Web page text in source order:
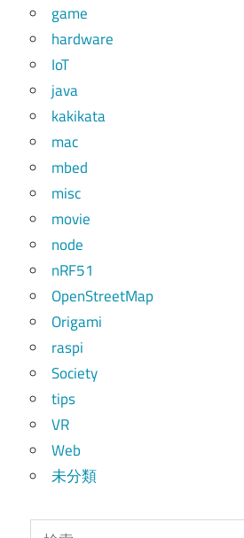
game
hardware
IoT
java
kakikata
mac
mbed
misc
movie
node
nRF51
OpenStreetMap
Origami
raspi
Society
tips
VR
Web
未分類